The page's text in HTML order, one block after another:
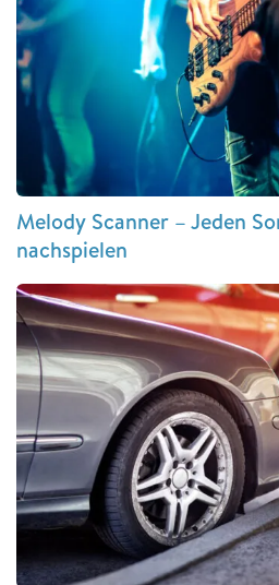
Melody Scanner – Jeden
nachspielen